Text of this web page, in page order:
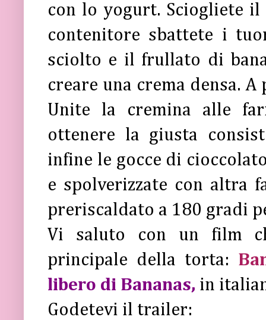
con lo yogurt. Sciogliete
contenitore sbattete i
sciolto e il frullato di
creare una crema densa.
Unite la cremina alle
ottenere la giusta
infine le gocce di
e spolverizzate con altra
preriscaldato a 180 gradi
Vi saluto con un film
principale della torta:
libero di Bananas, in
Godetevi il trailer: